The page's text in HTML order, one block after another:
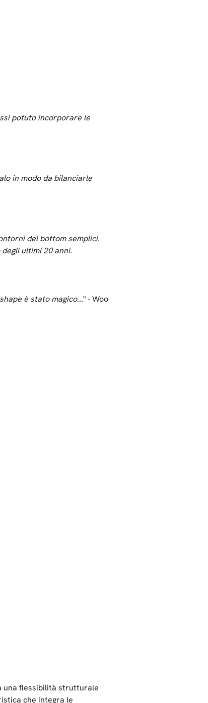
potuto incorporare le
in modo da bilanciarle
del bottom semplici.
ultimi 20 anni.
è stato magico..." - Woo
una flessibilità strutturale
che integra le